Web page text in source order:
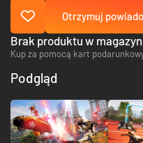
Otrzymuj
Brak produktu w
Kup za pomocą kart
Podgląd